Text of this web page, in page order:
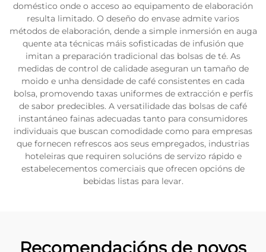
doméstico onde o acceso ao equipamento de elaboración
resulta limitado. O deseño do envase admite varios
métodos de elaboración, dende a simple inmersión en auga
quente ata técnicas máis sofisticadas de infusión que
imitan a preparación tradicional das bolsas de té. As
medidas de control de calidade aseguran un tamaño de
moido e unha densidade de café consistentes en cada
bolsa, promovendo taxas uniformes de extracción e perfís
de sabor predecibles. A versatilidade das bolsas de café
instantáneo fainas adecuadas tanto para consumidores
individuais que buscan comodidade como para empresas
que fornecen refrescos aos seus empregados, industrias
hoteleiras que requiren solucións de servizo rápido e
estabelecementos comerciais que ofrecen opcións de
bebidas listas para levar.
Recomendacións de novos